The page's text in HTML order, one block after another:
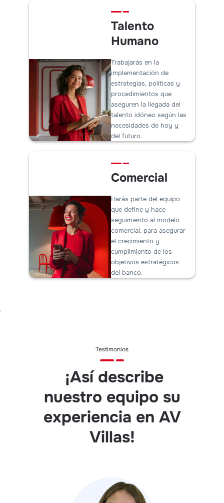
Talento
Humano
Trabajarás en la
implementación de
estrategias, políticas y
procedimientos que
aseguren la llegada del
talento idóneo según las
necesidades de hoy y
del futuro.
Comercial
Harás parte del equipo
que define y hace
seguimiento al modelo
comercial, para asegurar
el crecimiento y
cumplimiento de los
objetivos estratégicos
del banco.
.
Testimonios
¡Así describe
nuestro equipo su
experiencia en AV
Villas!